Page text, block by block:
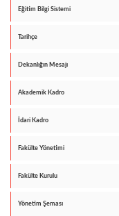
Eğitim Bilgi Sistemi
Tarihçe
Dekanlığın Mesajı
Akademik Kadro
İdari Kadro
Fakülte Yönetimi
Fakülte Kurulu
Yönetim Şeması